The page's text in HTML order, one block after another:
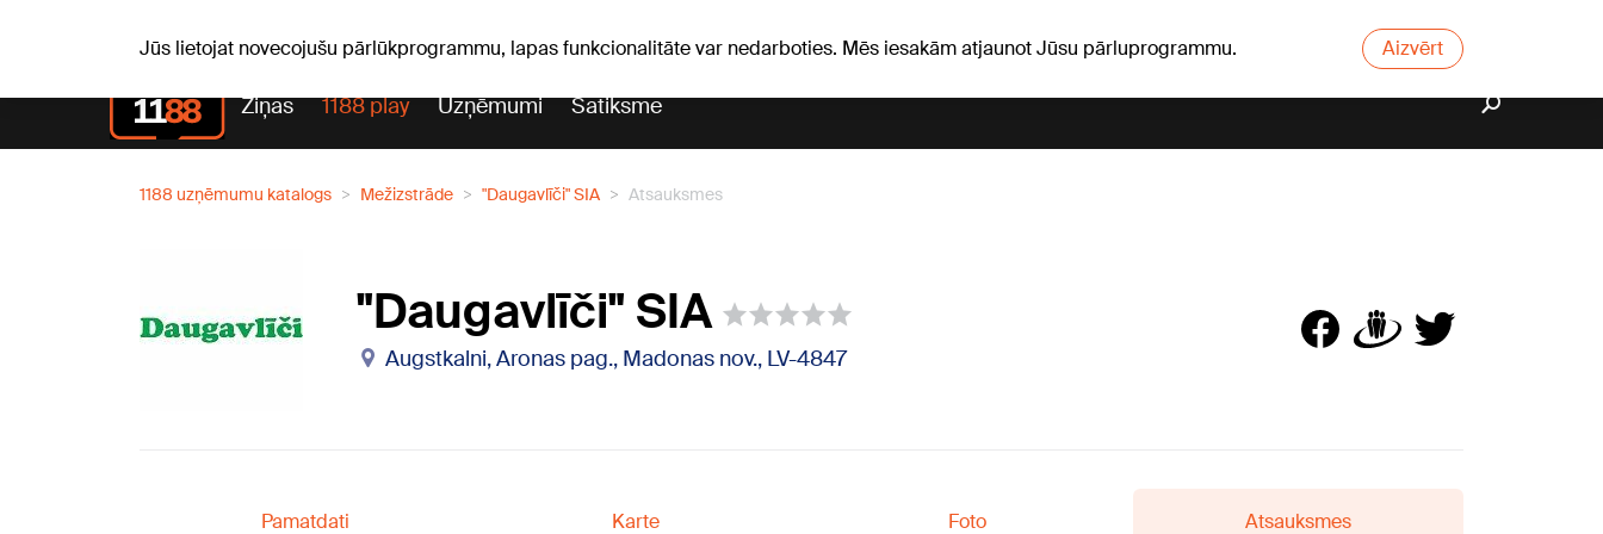
Jūs lietojat novecojušu pārlūkprogrammu, lapas funkcionalitāte var nedarboties. Mēs iesakām atjaunot Jūsu pārluprogrammu. Aizvērt
Ziņas 1188 play Uzņēmumi Satiksme
1188 uzņēmumu katalogs Mežizstrāde "Daugavlīči" SIA Atsauksmes
"Daugavlīči" SIA
Augstkalni, Aronas pag., Madonas nov., LV-4847
Pamatdati Karte Foto Atsauksmes